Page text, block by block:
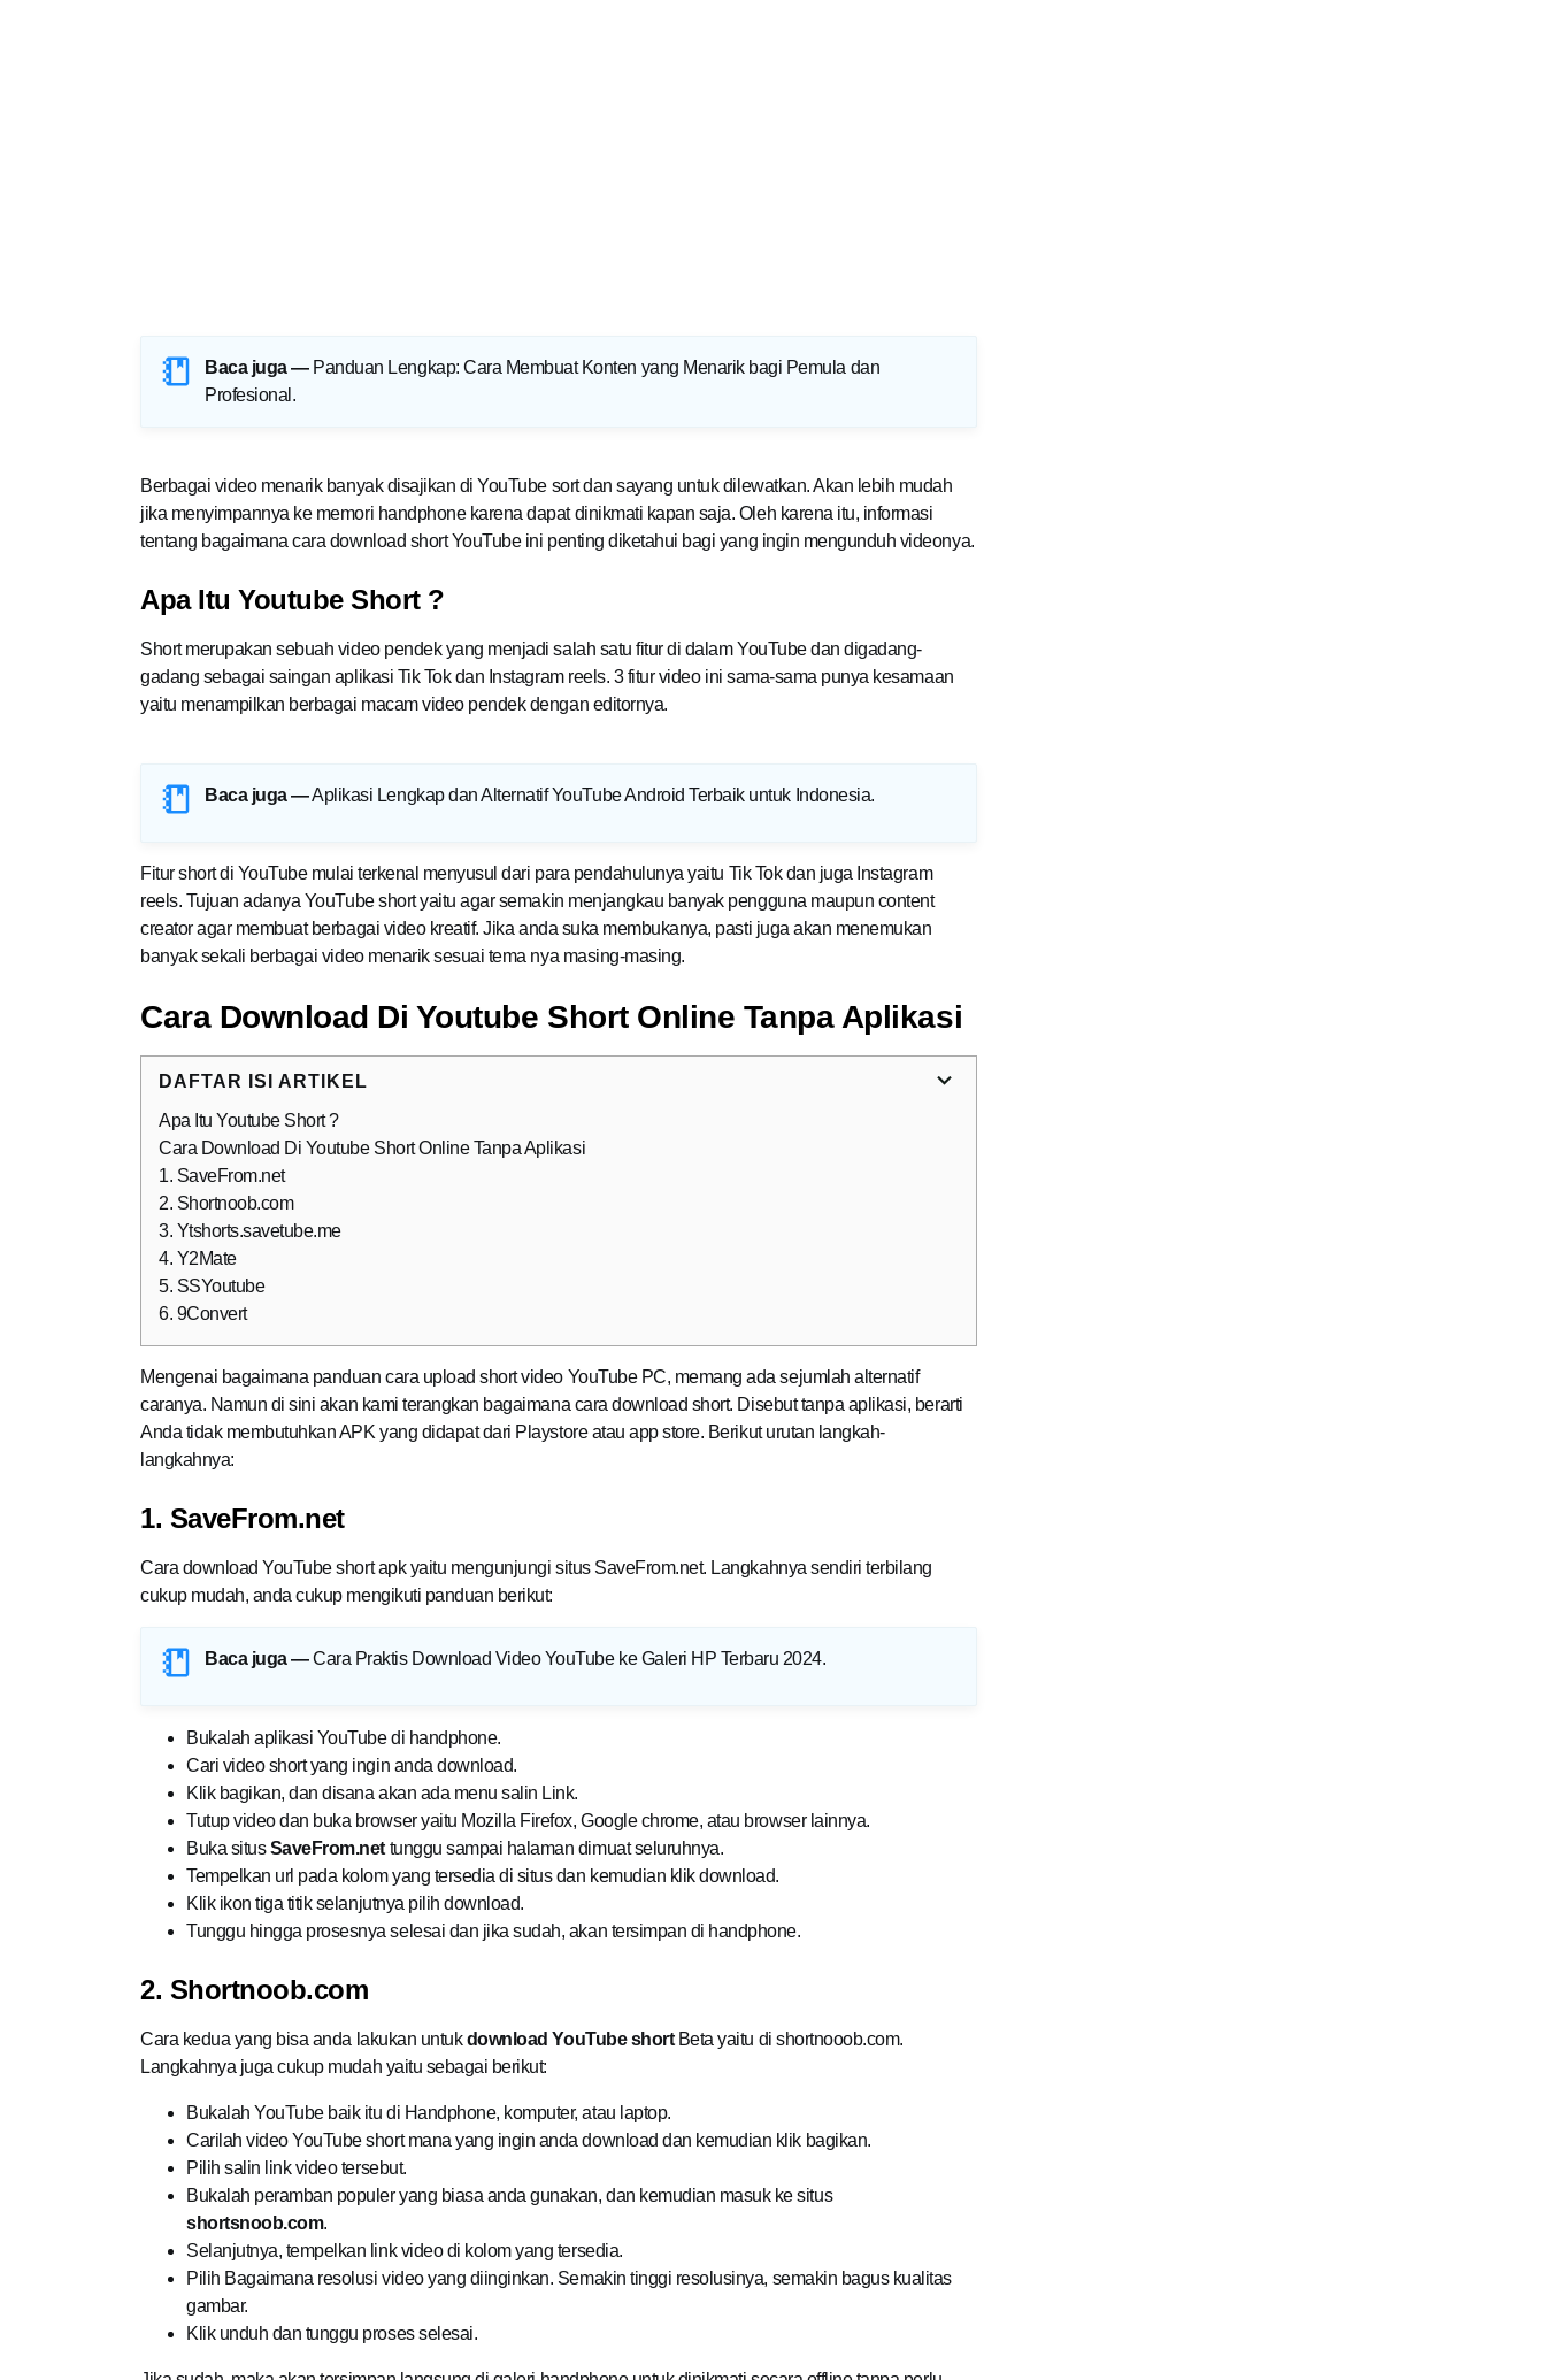
Baca juga — Panduan Lengkap: Cara Membuat Konten yang Menarik bagi Pemula dan
Profesional .
Berbagai video menarik banyak disajikan di YouTube sort dan sayang untuk dilewatkan. Akan lebih mudah
jika menyimpannya ke memori handphone karena dapat dinikmati kapan saja. Oleh karena itu, informasi
tentang bagaimana cara download short YouTube ini penting diketahui bagi yang ingin mengunduh videonya.
Apa Itu Youtube Short ?
Short merupakan sebuah video pendek yang menjadi salah satu fitur di dalam YouTube dan digadang-
gadang sebagai saingan aplikasi Tik Tok dan Instagram reels. 3 fitur video ini sama-sama punya kesamaan
yaitu menampilkan berbagai macam video pendek dengan editornya.
Baca juga —Aplikasi Lengkap dan Alternatif YouTube Android Terbaik untuk Indonesia.
Fitur short di YouTube mulai terkenal menyusul dari para pendahulunya yaitu Tik Tok dan juga Instagram
reels. Tujuan adanya YouTube short yaitu agar semakin menjangkau banyak pengguna maupun content
creator agar membuat berbagai video kreatif. Jika anda suka membukanya, pasti juga akan menemukan
banyak sekali berbagai video menarik sesuai tema nya masing-masing.
Cara Download Di Youtube Short Online Tanpa Aplikasi
DAFTAR ISI ARTIKEL
Apa Itu Youtube Short ?
Cara Download Di Youtube Short Online Tanpa Aplikasi
1. SaveFrom.net
2. Shortnoob.com
3. Ytshorts.savetube.me
4. Y2Mate
5. SSYoutube
6. 9Convert
Mengenai bagaimana panduan cara upload short video YouTube PC, memang ada sejumlah alternatif
caranya. Namun di sini akan kami terangkan bagaimana cara download short. Disebut tanpa aplikasi, berarti
Anda tidak membutuhkan APK yang didapat dari Playstore atau app store. Berikut urutan langkah-
langkahnya:
1. SaveFrom.net
Cara download YouTube short apk yaitu mengunjungi situs SaveFrom.net. Langkahnya sendiri terbilang
cukup mudah, anda cukup mengikuti panduan berikut:
Baca juga — Cara Praktis Download Video YouTube ke Galeri HP Terbaru 2024.
Bukalah aplikasi YouTube di handphone.
Cari video short yang ingin anda download.
Klik bagikan, dan disana akan ada menu salin Link.
Tutup video dan buka browser yaitu Mozilla Firefox, Google chrome, atau browser lainnya.
Buka situsSaveFrom.nettunggu sampai halaman dimuat seluruhnya.
Tempelkan url pada kolom yang tersedia di situs dan kemudian klik download.
Klik ikon tiga titik selanjutnya pilih download.
Tunggu hingga prosesnya selesai dan jika sudah, akan tersimpan di handphone.
2. Shortnoob.com
Cara kedua yang bisa anda lakukan untukdownload YouTube shortBeta yaitu di shortnooob.com.
Langkahnya juga cukup mudah yaitu sebagai berikut:
Bukalah YouTube baik itu di Handphone, komputer, atau laptop.
Carilah video YouTube short mana yang ingin anda download dan kemudian klik bagikan.
Pilih salin link video tersebut.
Bukalah peramban populer yang biasa anda gunakan, dan kemudian masuk ke situs
shortsnoob.com.
Selanjutnya, tempelkan link video di kolom yang tersedia.
Pilih Bagaimana resolusi video yang diinginkan. Semakin tinggi resolusinya, semakin bagus kualitas
gambar.
Klik unduh dan tunggu proses selesai.